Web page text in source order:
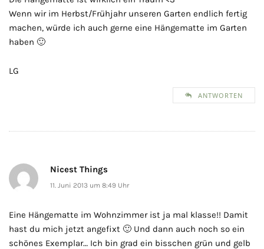
Wenn wir im Herbst/Frühjahr unseren Garten endlich fertig
machen, würde ich auch gerne eine Hängematte im Garten
haben 🙂
LG
ANTWORTEN
Nicest Things
11. Juni 2013 um 8:49 Uhr
Eine Hängematte im Wohnzimmer ist ja mal klasse!! Damit
hast du mich jetzt angefixt 🙂 Und dann auch noch so ein
schönes Exemplar… Ich bin grad ein bisschen grün und gelb